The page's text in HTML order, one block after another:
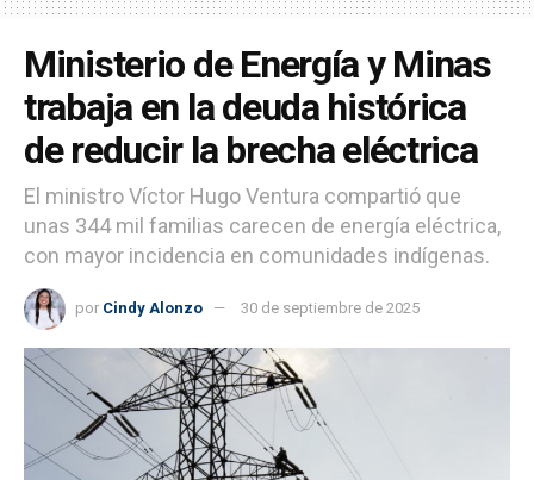
Ministerio de Energía y Minas
trabaja en la deuda histórica
de reducir la brecha eléctrica
El ministro Víctor Hugo Ventura compartió que
unas 344 mil familias carecen de energía eléctrica,
con mayor incidencia en comunidades indígenas.
por Cindy Alonzo 30 de septiembre de 2025